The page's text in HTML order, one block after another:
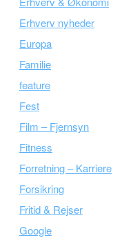
Erhverv nyheder
Europa
Familie
feature
Fest
Film – Fjernsyn
Fitness
Forretning – Karriere
Forsikring
Fritid & Rejser
Google